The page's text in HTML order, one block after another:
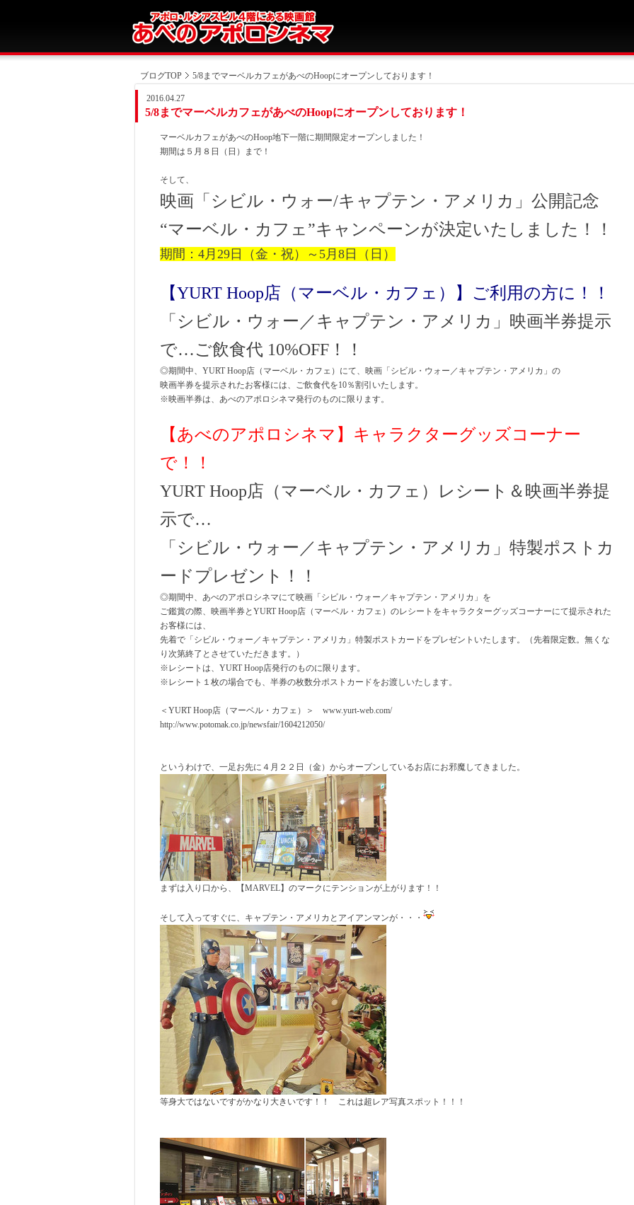
ブログTOP 5/8までマーベルカフェがあべのHoopにオープンしております！
5/8までマーベルカフェがあべのHoopにオープンしております！
2016.04.27
マーベルカフェがあべのHoop地下一階に期間限定オープンしました！
期間は５月８日（日）まで！
そして、
映画「シビル・ウォー/キャプテン・アメリカ」公開記念
“マーベル・カフェ”キャンペーンが決定いたしました！！
期間：4月29日（金・祝）～5月8日（日）
【YURT Hoop店（マーベル・カフェ）】ご利用の方に！！
「シビル・ウォー／キャプテン・アメリカ」映画半券提示
で…ご飲食代 10%OFF！！
◎期間中、YURT Hoop店（マーベル・カフェ）にて、映画「シビル・ウォー／キャプテン・アメリカ」の
映画半券を提示されたお客様には、ご飲食代を10％割引いたします。
※映画半券は、あべのアポロシネマ発行のものに限ります。
【あべのアポロシネマ】キャラクターグッズコーナー
で！！
YURT Hoop店（マーベル・カフェ）レシート＆映画半券提
示で…
「シビル・ウォー／キャプテン・アメリカ」特製ポストカ
ードプレゼント！！
◎期間中、あべのアポロシネマにて映画「シビル・ウォー／キャプテン・アメリカ」を
ご鑑賞の際、映画半券とYURT Hoop店（マーベル・カフェ）のレシートをキャラクターグッズコーナーにて提示された
お客様には、
先着で「シビル・ウォー／キャプテン・アメリカ」特製ポストカードをプレゼントいたします。（先着限定数。無くな
り次第終了とさせていただきます。）
※レシートは、YURT Hoop店発行のものに限ります。
※レシート１枚の場合でも、半券の枚数分ポストカードをお渡しいたします。
＜YURT Hoop店（マーベル・カフェ）＞ www.yurt-web.com/
http://www.potomak.co.jp/newsfair/1604212050/
というわけで、一足お先に４月２２日（金）からオープンしているお店にお邪魔してきました。
まずは入り口から、【MARVEL】のマークにテンションが上がります！！
そして入ってすぐに、キャプテン・アメリカとアイアンマンが・・・
等身大ではないですがかなり大きいです！！ これは超レア写真スポット！！！